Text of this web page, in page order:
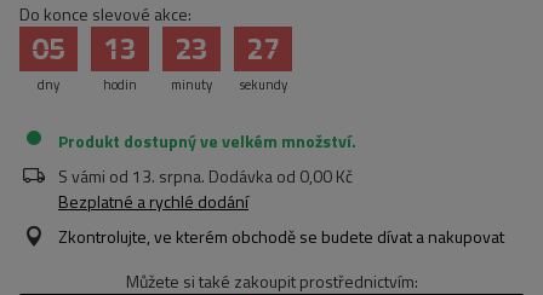
Do konce slevové akce:
dny
05
hodin
13
minuty
23
sekundy
27
Produkt dostupný ve velkém množství
S vámi od 13. srpna. Dodávka od 0,00 Kč
Bezplatné a rychlé dodání
Zkontrolujte, ve kterém obchodě se budete dívat a nakupovat
Můžete si také zakoupit prostřednictvím: